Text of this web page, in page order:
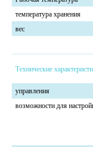
температура хранения
вес
Технические
управления
возможности для